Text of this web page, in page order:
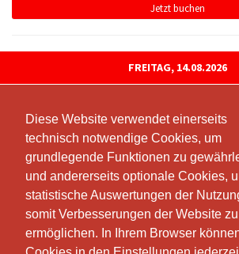
Diese Website verwendet einerseits
technisch notwendige Cookies, um
grundlegende Funktionen zu
und andererseits optionale Cookies,
statistische Auswertungen der
somit Verbesserungen der Website zu
ermöglichen. In Ihrem Browser
Diese Website verwendet einerseits
technisch notwendige Cookies, um
grundlegende Funktionen zu
und andererseits optionale Cookies,
statistische Auswertungen der
somit Verbesserungen der Website zu
ermöglichen. In Ihrem Browser
Jetzt buchen
FREITAG, 14.08.2026
08:30 - 09:20
Lyss / Bielstrasse 9 / 2. Stock
Simone Gonzalez
Freie Plätze: 8
Jetzt buchen